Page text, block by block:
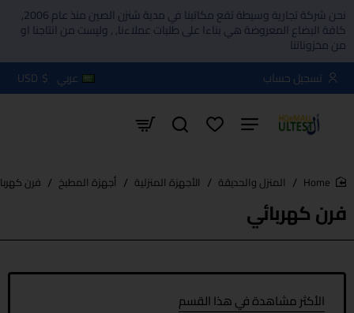
نحن شركة تجارية وسيطة تقع مكاتبنا في مدية شنزن الصين منذ عام 2006,
كافة البضاع المعروضة هي بناءا على طلبات عملاءنا, , وليست من انتاجنا او
من مخزوناتنا
تسجيل حساب
عربي $
USD
فرن كهربائي
المنزل والحديقة الأجهزة المنزلية أجهزة المطبخ فرن
الأكثر مشاهدة في هذا القسم